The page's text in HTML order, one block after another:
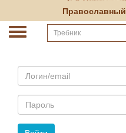
Православный
Email
Пароль